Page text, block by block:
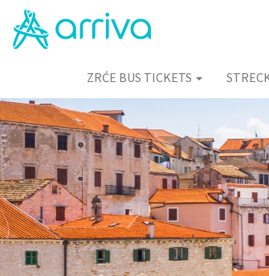
ZRĆE BUS TICKETS